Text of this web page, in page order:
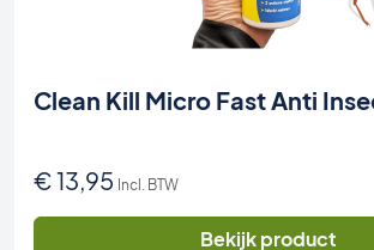
Clean Kill Micro Fast Anti
€13,95 Incl. BTW
Bekijk product